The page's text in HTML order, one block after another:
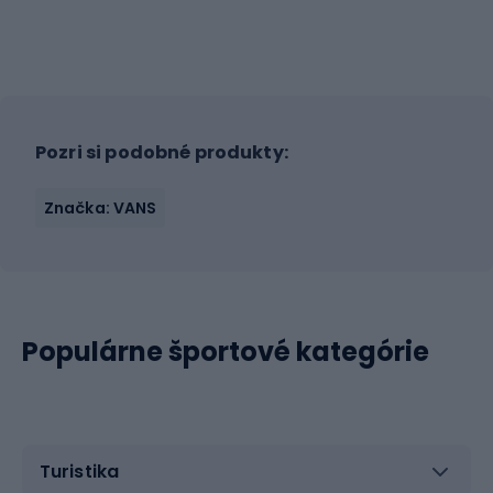
Pozri si podobné produkty:
Značka: VANS
Populárne športové kategórie
Turistika